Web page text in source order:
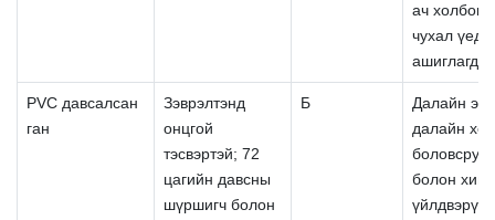
ач
чухал үед
PVC давсалсан
ган
Зэврэлтэнд
онцгой
тэсвэртэй; 72
цагийн давсны
шүршигч болон
Б
Далайн
далайн
болон